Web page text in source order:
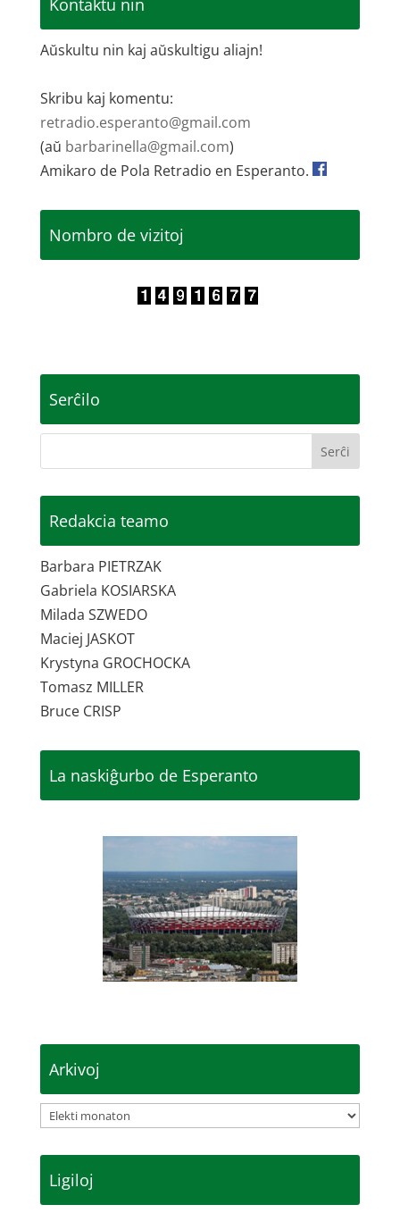
Kontaktu nin
Aŭskultu nin kaj aŭskultigu aliajn!
Skribu kaj komentu:
retradio.esperanto@gmail.com
(aŭ barbarinella@gmail.com)
Amikaro de Pola Retradio en Esperanto.
Nombro de vizitoj
Serĉilo
Redakcia teamo
Barbara PIETRZAK
Gabriela KOSIARSKA
Milada SZWEDO
Maciej JASKOT
Krystyna GROCHOCKA
Tomasz MILLER
Bruce CRISP
La naskiĝurbo de Esperanto
Arkivoj
Arkivoj
Ligiloj